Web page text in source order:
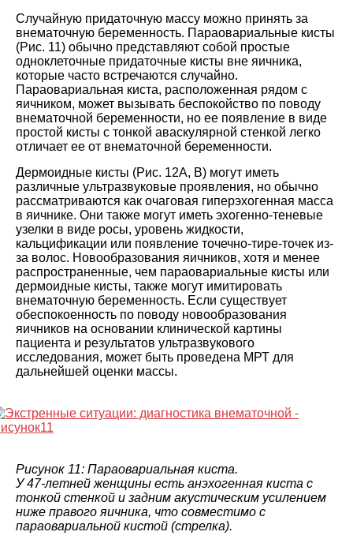
Случайную придаточную массу можно принять за
внематочную беременность. Параовариальные кисты
(Рис. 11) обычно представляют собой простые
одноклеточные придаточные кисты вне яичника,
которые часто встречаются случайно.
Параовариальная киста, расположенная рядом с
яичником, может вызывать беспокойство по поводу
внематочной беременности, но ее появление в виде
простой кисты с тонкой аваскулярной стенкой легко
отличает ее от внематочной беременности.
Дермоидные кисты (Рис. 12A, B) могут иметь
различные ультразвуковые проявления, но обычно
рассматриваются как очаговая гиперэхогенная масса
в яичнике. Они также могут иметь эхогенно-теневые
узелки в виде росы, уровень жидкости,
кальцификации или появление точечно-тире-точек из-
за волос. Новообразования яичников, хотя и менее
распространенные, чем параовариальные кисты или
дермоидные кисты, также могут имитировать
внематочную беременность. Если существует
обеспокоенность по поводу новообразования
яичников на основании клинической картины
пациента и результатов ультразвукового
исследования, может быть проведена МРТ для
дальнейшей оценки массы.
Рисунок 11: Параовариальная киста.
У 47-летней женщины есть анэхогенная киста с
тонкой стенкой и задним акустическим усилением
ниже правого яичника, что совместимо с
параовариальной кистой (стрелка).